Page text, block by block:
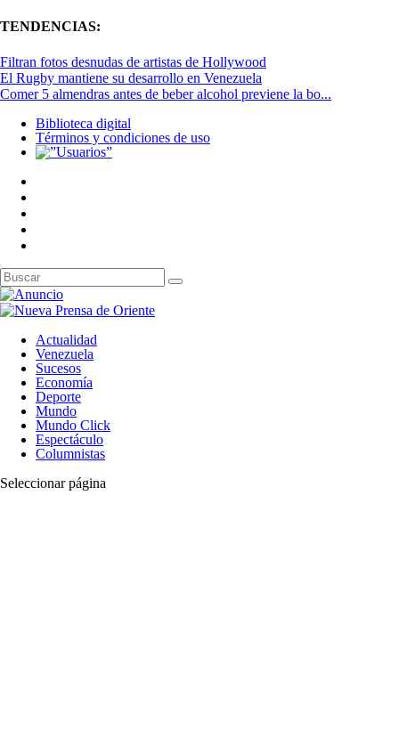
TENDENCIAS:
Filtran fotos desnudas de artistas de Hollywood
El Rugby mantiene su desarrollo en Venezuela
Comer 5 almendras antes de beber alcohol previene la bo...
Biblioteca digital
Términos y condiciones de uso
Actualidad
Venezuela
Sucesos
Economía
Deporte
Mundo
Mundo Click
Espectáculo
Columnistas
Seleccionar página